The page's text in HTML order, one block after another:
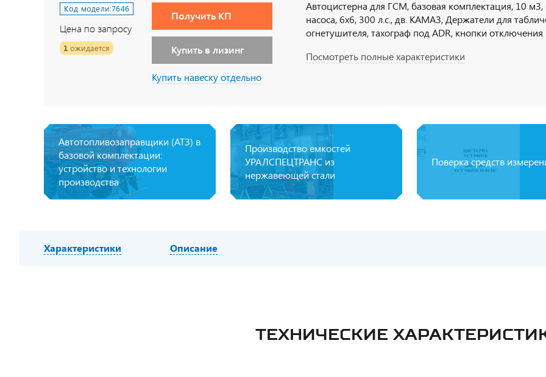
Код модели:7646
Цена по запросу
1 ожидается
Получить КП
Купить в лизинг
Купить навеску отдельно
Автоцистерна для ГСМ, базовая комплектация, 10 м3,
насоса, 6х6, 300 л.с., дв. КАМАЗ, Держатели для
огнетушителя, тахограф под ADR, кнопки
колпачки на клеммы АКБ
Посмотреть полные характеристики
Автотопливозаправщики (АТЗ) в
базовой комплектации:
устройство и технологии
производства
Производство емкостей
УРАЛСПЕЦТРАНС из
нержавеющей стали
Поверка средств
Характеристики Описание
ТЕХНИЧЕСКИЕ